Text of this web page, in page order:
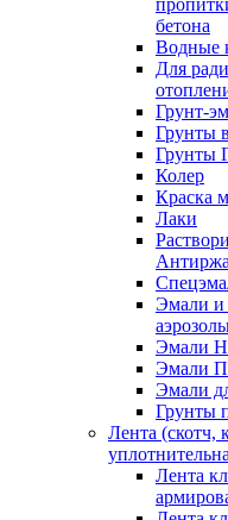
бетона
Водные
Для
Грунт-
Грунты
Грунты
Колер
Краска
Лаки
Эмали и
Эмали
Эмали
Эмали
Грунты
Лента (скотч,
Лента